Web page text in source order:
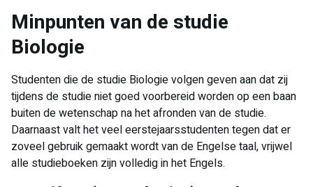
​Minpunten van de studie
Biologie
Studenten die de studie Biologie volgen geven aan dat zij
tijdens de studie niet goed voorbereid worden op een baan
buiten de wetenschap na het afronden van de studie.
Daarnaast valt het veel eerstejaarsstudenten tegen dat er
zoveel gebruik gemaakt wordt van de Engelse taal, vrijwel
alle studieboeken zijn volledig in het Engels.